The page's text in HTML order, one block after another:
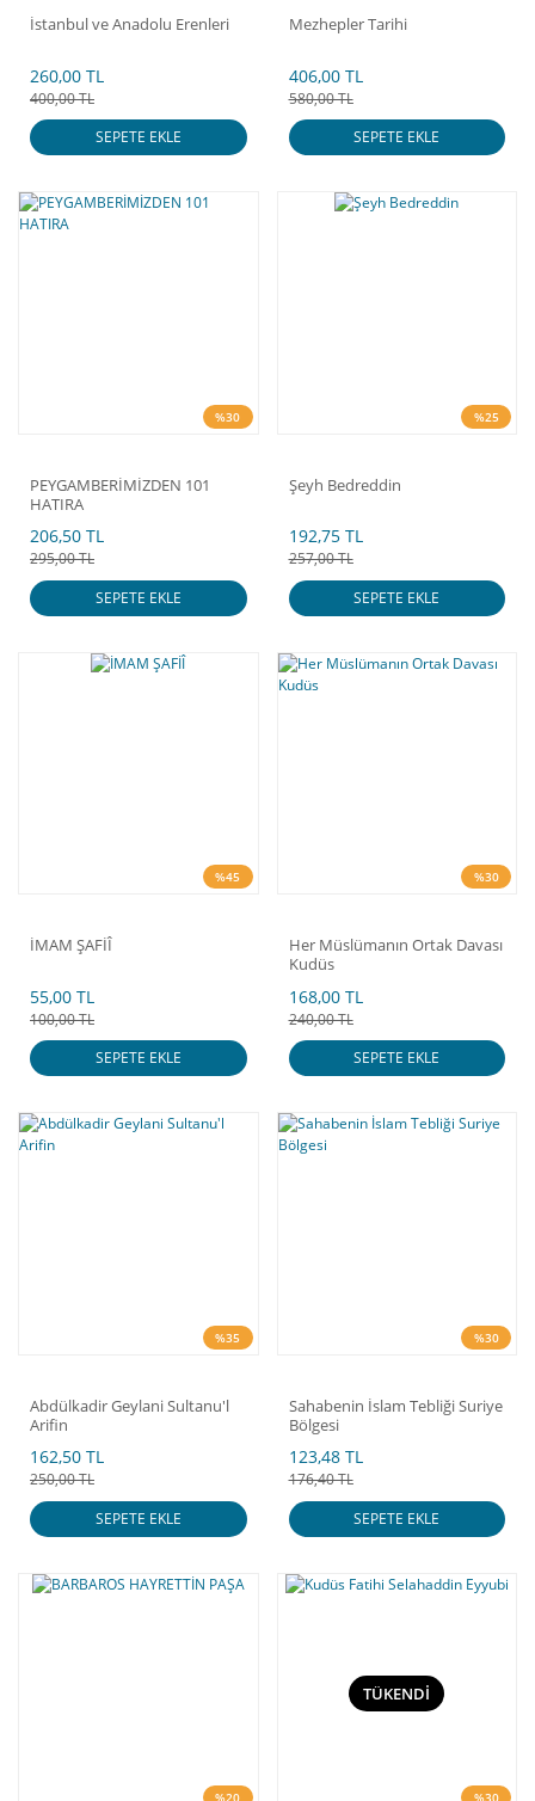
İstanbul ve Anadolu Erenleri
260,00 TL
400,00 TL
SEPETE EKLE
Mezhepler Tarihi
406,00 TL
580,00 TL
SEPETE EKLE
%30
PEYGAMBERİMİZDEN 101
HATIRA
206,50 TL
295,00 TL
SEPETE EKLE
%25
Şeyh Bedreddin
192,75 TL
257,00 TL
SEPETE EKLE
%45
İMAM ŞAFİÎ
55,00 TL
100,00 TL
SEPETE EKLE
%30
Her Müslümanın Ortak Davası
Kudüs
168,00 TL
240,00 TL
SEPETE EKLE
%35
Abdülkadir Geylani Sultanu'l
Arifin
162,50 TL
250,00 TL
SEPETE EKLE
%30
Sahabenin İslam Tebliği Suriye
Bölgesi
123,48 TL
176,40 TL
SEPETE EKLE
%20 %30
TÜKENDİ